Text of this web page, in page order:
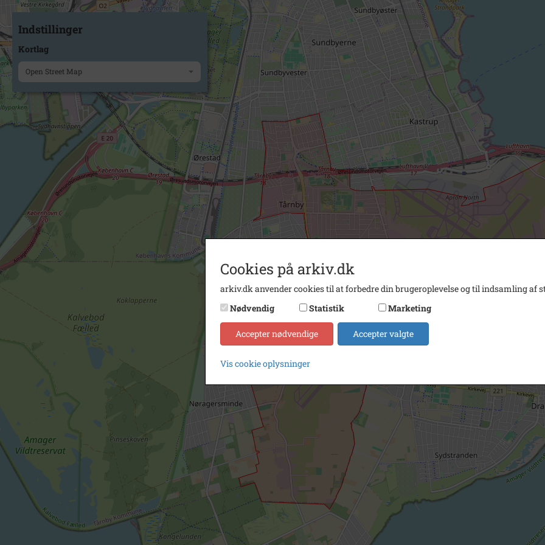
Indstillinger
Kortlag
Open Street Map
Cookies på arkiv.dk
arkiv.dk anvender cookies til at forbedre din brugeroplevelse og til indsamling af
Nødvendig
Statistik Marketing
Accepter nødvendige Accepter valgte
Vis cookie oplysninger